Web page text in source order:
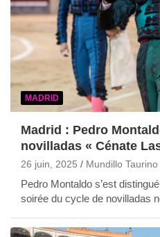
MADRID
Madrid : Pedro
novilladas « Cénate
26 juin, 2025 Mundillo Taurino
Pedro Montaldo s’est
soirée du cycle de novilladas